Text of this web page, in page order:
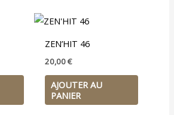
ZEN’HIT 46
20,00€
AJOUTER AU
PANIER